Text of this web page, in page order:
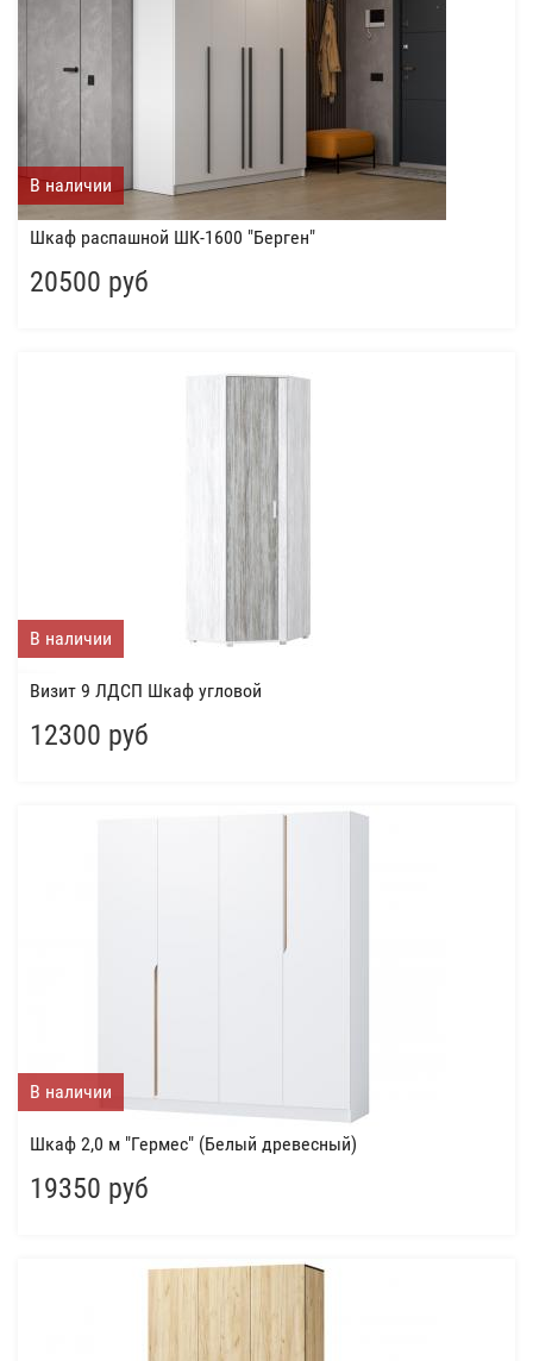
В наличии
Шкаф распашной ШК-1600 "Берген"
20500 руб
В наличии
Визит 9 ЛДСП Шкаф угловой
12300 руб
В наличии
Шкаф 2,0 м "Гермес" (Белый древесный)
19350 руб